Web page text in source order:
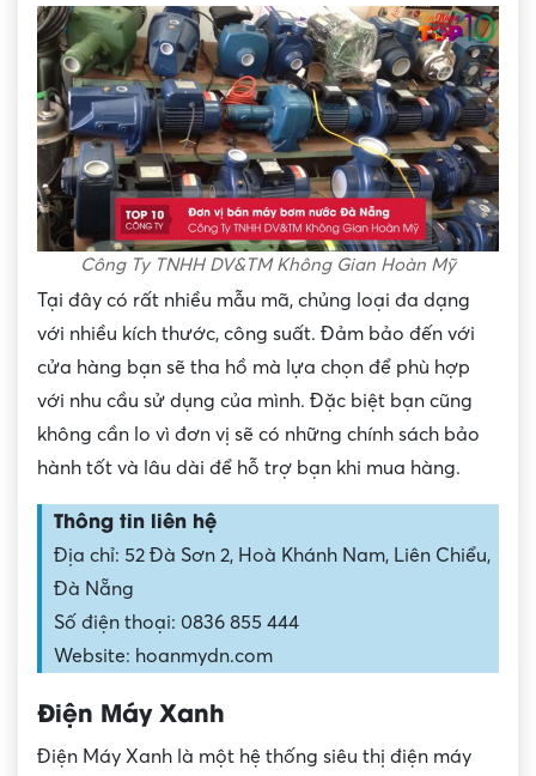
Công Ty TNHH DV&TM Không Gian Hoàn Mỹ
Tại đây có rất nhiều mẫu mã, chủng loại đa dạng
với nhiều kích thước, công suất. Đảm bảo đến với
cửa hàng bạn sẽ tha hồ mà lựa chọn để phù hợp
với nhu cầu sử dụng của mình. Đặc biệt bạn cũng
không cần lo vì đơn vị sẽ có những chính sách bảo
hành tốt và lâu dài để hỗ trợ bạn khi mua hàng.
Thông tin liên hệ
Địa chỉ: 52 Đà Sơn 2, Hoà Khánh Nam, Liên Chiểu,
Đà Nẵng
Số điện thoại: 0836 855 444
Website: hoanmydn.com
Điện Máy Xanh
Điện Máy Xanh là một hệ thống siêu thị điện máy